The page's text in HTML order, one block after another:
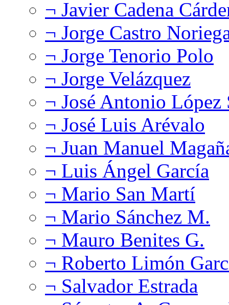
¬ Javier Cadena
¬ Jorge Castro
¬ Jorge Tenorio Polo
¬ Jorge Velázquez
¬ José Antonio López
¬ José Luis Arévalo
¬ Juan Manuel
¬ Luis Ángel García
¬ Mario San Martí
¬ Mario Sánchez M.
¬ Mauro Benites G.
¬ Roberto Limón
¬ Salvador Estrada